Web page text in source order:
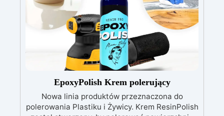
połysku. Kryjąca już przy jednej warstwie.
Uniwersalna: Doskonała do podłóg, parkingów,
magazynów oraz do powłok na odpowiednio
przygotowanej stali.
Zgodność i
bezpieczeństwo: Zgodna z Rozporządzeniem
UE nr 305/2011 – Rozporządzeniem UE nr
574/2014 – Oznakowanie CE zgodnie z normą
EN 1504-2 oraz odpowiednią Deklaracją
Właściwości Użytkowych (DoP).
EpoxyPolish Krem polerujący
Nowa linia produktów przeznaczona do
polerowania Plastiku i Żywicy. Krem ResinPolish